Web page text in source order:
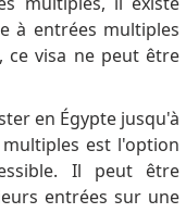
à entrées multiples
ce visa ne peut être
en Égypte jusqu'à
est l'option
Il peut être
entrées sur une